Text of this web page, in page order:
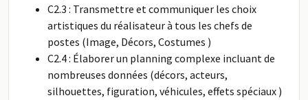
C2.3 : Transmettre et communiquer les choix
artistiques du réalisateur à tous les chefs de
postes (Image, Décors, Costumes )
C2.4 : Élaborer un planning complexe incluant de
nombreuses données (décors, acteurs,
silhouettes, figuration, véhicules, effets spéciaux )